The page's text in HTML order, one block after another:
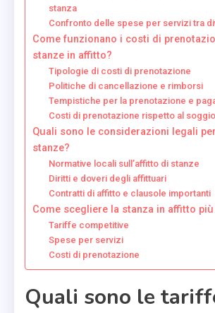
stanza
Confronto delle spese per servizi tra
Come funzionano i costi di
stanze in affitto?
Tipologie di costi di prenotazione
Politiche di cancellazione e rimborsi
Tempistiche per la prenotazione e
Costi di prenotazione rispetto al
Quali sono le considerazioni legali
stanze?
Normative locali sull’affitto di stanze
Diritti e doveri degli affittuari
Contratti di affitto e clausole importanti
Come scegliere la stanza in affitto
Tariffe competitive
Spese per servizi
Costi di prenotazione
Quali sono le